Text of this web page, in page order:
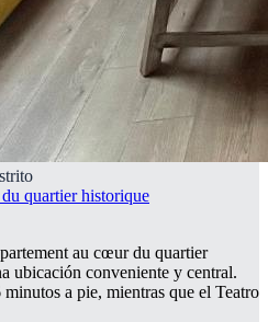
quartier historique
au cœur du quartier
ubicación conveniente y central.
a pie, mientras que el Teatro